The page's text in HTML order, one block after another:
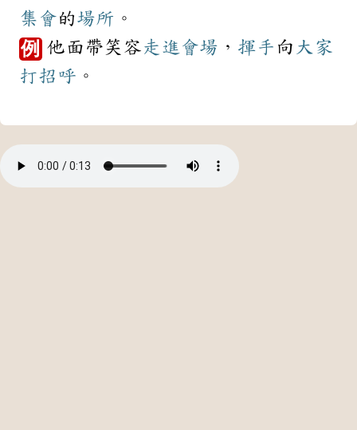
集會的場所 。
例 他面帶笑容走進 會場 ， 揮手 向 大家
打招呼 。